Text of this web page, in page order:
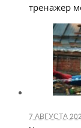
тренажер
7 АВГУСТА